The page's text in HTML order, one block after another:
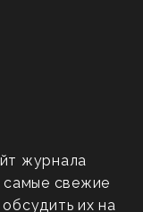
журнала
самые свежие
их на